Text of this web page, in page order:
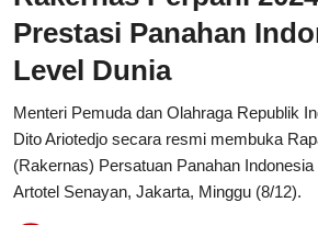
Total Sports
Contact
Pedoman Media Siber
Prestasi Panahan
Level Dunia
Menteri Pemuda dan Olahraga Republik
Dito Ariotedjo secara resmi membuka
(Rakernas) Persatuan Panahan
Artotel Senayan, Jakarta, Minggu (8/12).